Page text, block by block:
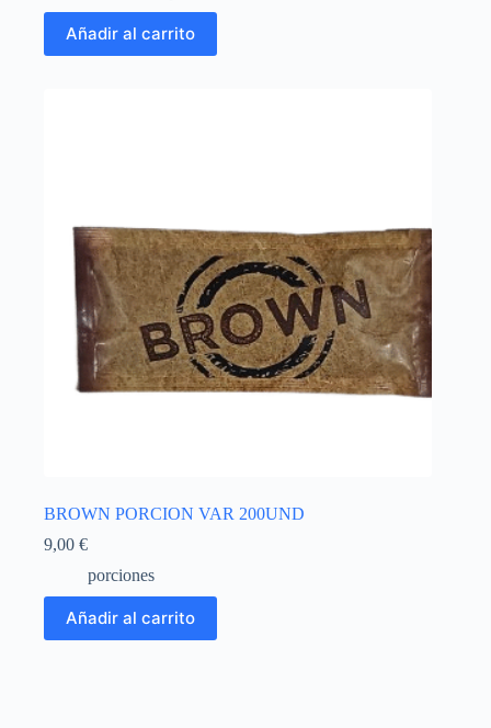
Añadir al carrito
BROWN PORCION VAR 200UND
9,00 €
porciones
Añadir al carrito